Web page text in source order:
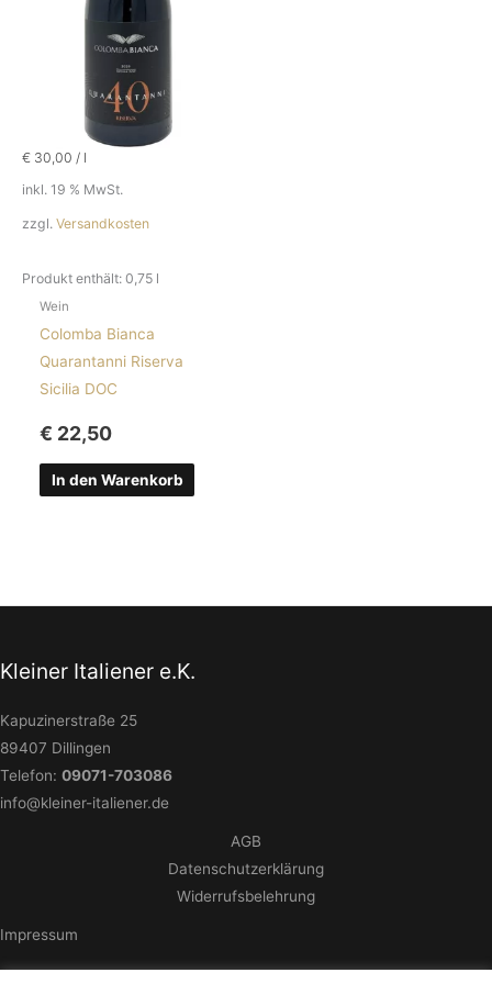
€ 30,00 / l
inkl. 19 % MwSt.
zzgl. Versandkosten
Produkt enthält: 0,75 l
Wein
Colomba Bianca
Quarantanni Riserva
Sicilia DOC
€ 22,50
In den Warenkorb
Kleiner Italiener e.K.
Kapuzinerstraße 25
89407 Dillingen
Telefon: 09071-703086
info@kleiner-italiener.de
AGB
Datenschutzerklärung
Widerrufsbelehrung
Impressum